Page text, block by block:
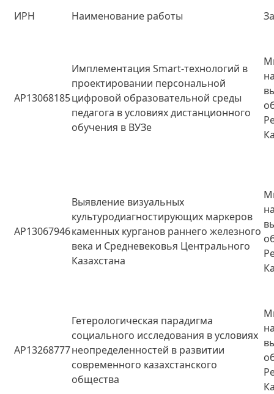
ИРН
Наименование работы
AP13068185
Имплементация Smart-технологий в
проектировании персональной
цифровой образовательной среды
педагога в условиях дистанционного
обучения в ВУЗе
AP13067946
Выявление визуальных
культуродиагностирующих маркеров
каменных курганов раннего железного
века и Средневековья Центрального
Казахстана
AP13268777
Гетерологическая парадигма
социального исследования в условиях
неопределенностей в развитии
современного казахстанского
общества